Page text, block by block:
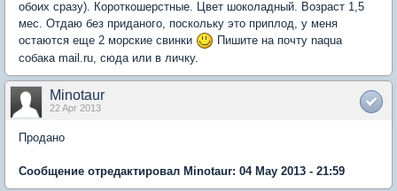
обоих сразу). Короткошерстные. Цвет шоколадный. Возраст 1,5
мес. Отдаю без приданого, поскольку это приплод, у меня
остаются еще 2 морские свинки
Пишите на почту naqua
собака mail.ru, сюда или в личку.
Minotaur
22 Apr 2013
Продано
Сообщение отредактировал Minotaur: 04 May 2013 - 21:59